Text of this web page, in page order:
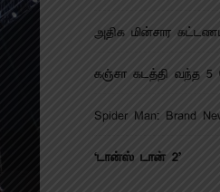
அதிக மின்சார
கஞ்சா கடத்தி வந்த 5
Spider Man: Brand
‘டான்ஸ் டான் 2’